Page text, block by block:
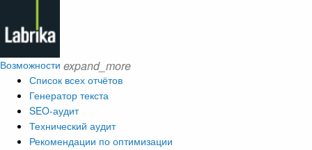
Возможности expand_more
Список всех отчётов
Генератор текста
SEO-аудит
Технический аудит
Рекомендации по оптимизации